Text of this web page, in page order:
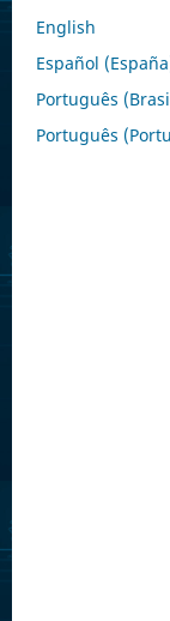
English
Español
Português
Português